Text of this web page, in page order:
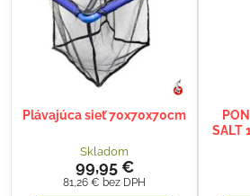
Plávajúca sieť 70x70x70cm
Skladom
99,95 €
81,26 € bez DPH
SALT